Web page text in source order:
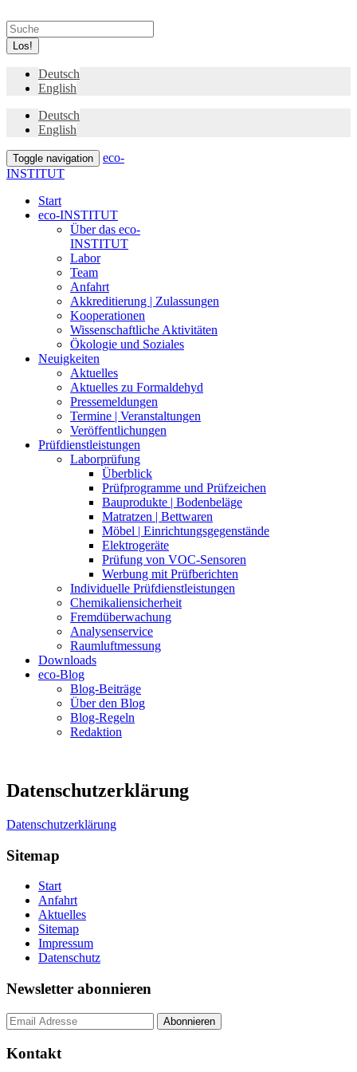
Los!
Deutsch
English
Deutsch
English
Toggle navigation
eco-
INSTITUT
Start
eco-INSTITUT
Über das eco-
INSTITUT
Labor
Team
Anfahrt
Akkreditierung | Zulassungen
Kooperationen
Wissenschaftliche Aktivitäten
Ökologie und Soziales
Neuigkeiten
Aktuelles
Aktuelles zu Formaldehyd
Pressemeldungen
Termine | Veranstaltungen
Veröffentlichungen
Prüfdienstleistungen
Laborprüfung
Überblick
Prüfprogramme und Prüfzeichen
Bauprodukte | Bodenbeläge
Matratzen | Bettwaren
Möbel | Einrichtungsgegenstände
Elektrogeräte
Prüfung von VOC-Sensoren
Werbung mit Prüfberichten
Individuelle Prüfdienstleistungen
Chemikaliensicherheit
Fremdüberwachung
Analysenservice
Raumluftmessung
Downloads
eco-Blog
Blog-Beiträge
Über den Blog
Blog-Regeln
Redaktion
Datenschutzerklärung
Datenschutzerklärung
Sitemap
Start
Anfahrt
Aktuelles
Sitemap
Impressum
Datenschutz
Newsletter abonnieren
Kontakt